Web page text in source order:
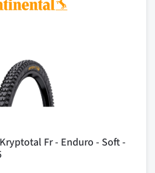
Fr - Enduro - Soft -